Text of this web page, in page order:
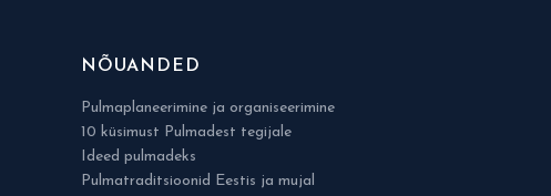
NÕUANDED
Pulmaplaneerimine ja organiseerimine
10 küsimust Pulmadest tegijale
Ideed pulmadeks
Pulmatraditsioonid Eestis ja mujal